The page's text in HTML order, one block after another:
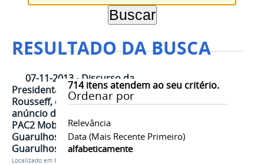
RESULTADO DA BUSCA
714itens atendem ao seu critério.
Ordenar por
Relevância
Data (mais Recente Primeiro)
alfabeticamente
07-11-2013 - Discurso da
Presidenta da República, Dilma
Rousseff, durante cerimônia de
anúncio de investimentos do
PAC2 Mobilidade Urbana para
Guarulhos e Osasco -
Guarulhos/SP
Localizado em Presidência